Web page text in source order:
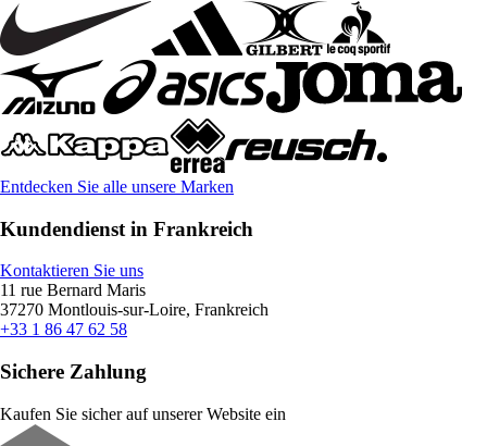
Entdecken Sie alle unsere Marken
Kundendienst in Frankreich
Kontaktieren Sie uns
11 rue Bernard Maris
37270 Montlouis-sur-Loire, Frankreich
+33 1 86 47 62 58
Sichere Zahlung
Kaufen Sie sicher auf unserer Website ein